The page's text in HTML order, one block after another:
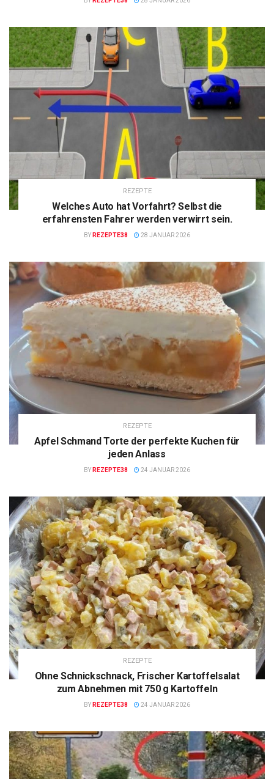
REZEPTE
Welches Auto hat Vorfahrt? Selbst die
erfahrensten Fahrer werden verwirrt sein.
BY REZEPTE38 28 JANUAR 2026
REZEPTE
Apfel Schmand Torte der perfekte Kuchen für
jeden Anlass
BY REZEPTE38 24 JANUAR 2026
REZEPTE
Ohne Schnickschnack, Frischer Kartoffelsalat
zum Abnehmen mit 750 g Kartoffeln
BY REZEPTE38 24 JANUAR 2026